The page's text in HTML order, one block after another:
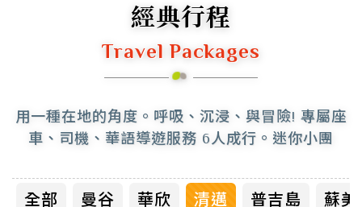
經典行程
Travel Packages
用一種在地的角度。呼吸、沉浸、與冒險! 專屬座
車、司機、華語導遊服務 6人成行。迷你小團
全部 曼谷 華欣 清邁 普吉島 蘇美